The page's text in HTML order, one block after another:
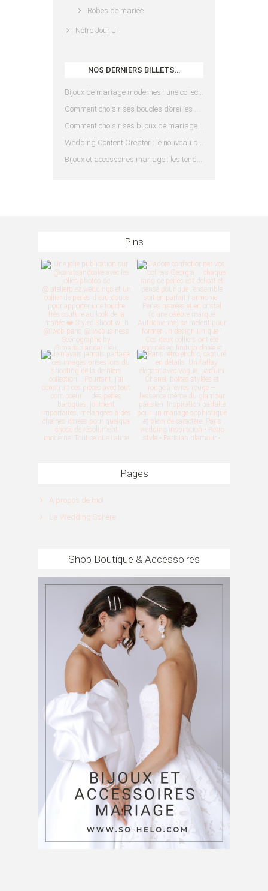
Robes de mariée
Notre Jour J
NOS DERNIERS BILLETS…
Bijoux de mariage modernes : une collection pensée pour les mariées d’aujourd’hui
Comment choisir ses boucles d’oreilles de mariée en fonction de sa coiffure ?
Comment choisir ses bijoux de mariage en fonction de sa robe ?
Wedding Content Creator : le nouveau prestataire indispensable pour votre mariage
Bijoux et accessoires mariage : les tendances 2025
Pins
Pages
A propos de moi
La Wedding Sphère
Shop Boutique & Accessoires